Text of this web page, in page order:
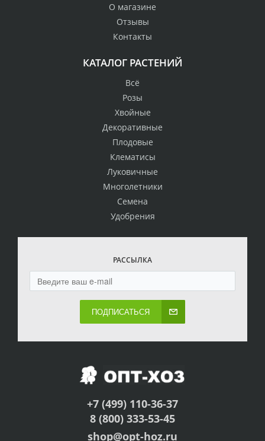
О магазине
Отзывы
Контакты
КАТАЛОГ РАСТЕНИЙ
Всё
Розы
Хвойные
Декоративные
Плодовые
Клематисы
Луковичные
Многолетники
Семена
Удобрения
РАССЫЛКА
ПОДПИСАТЬСЯ
+7 (499) 110-36-37
8 (800) 333-53-45
shop@opt-hoz.ru